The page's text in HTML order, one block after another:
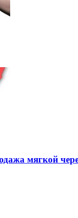
мягкой